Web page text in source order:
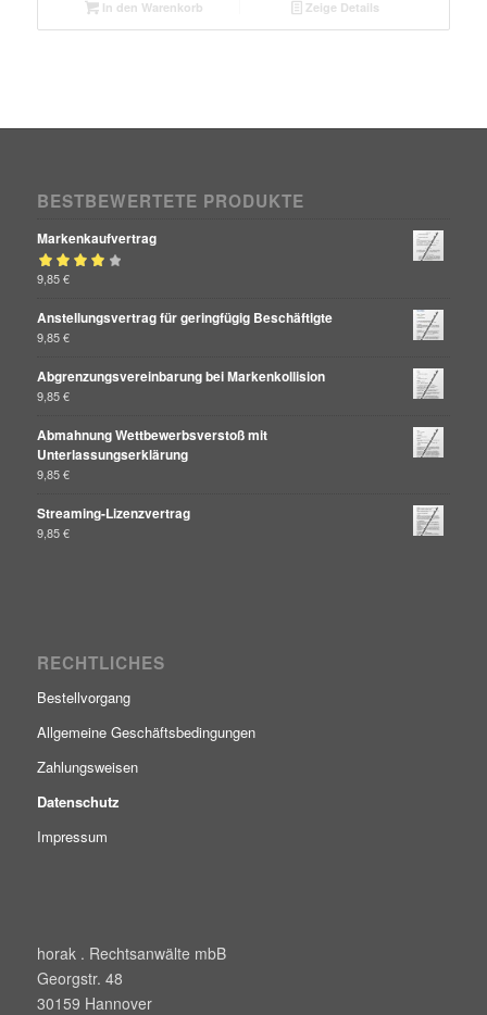
In den Warenkorb Zeige Details
BESTBEWERTETE PRODUKTE
Markenkaufvertrag
Bewertet mit
9,85€
Anstellungsvertrag für geringfügig Beschäftigte
9,85€
Abgrenzungsvereinbarung bei Markenkollision
9,85€
Abmahnung Wettbewerbsverstoß mit
Unterlassungserklärung
9,85€
Streaming-Lizenzvertrag
9,85€
RECHTLICHES
Bestellvorgang
Allgemeine Geschäftsbedingungen
Zahlungsweisen
Datenschutz
Impressum
horak . Rechtsanwälte mbB
Georgstr. 48
30159 Hannover